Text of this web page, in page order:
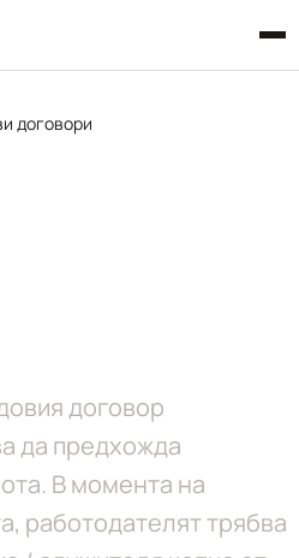
договори
договор
да предхожда
В момента на
работодателят трябва